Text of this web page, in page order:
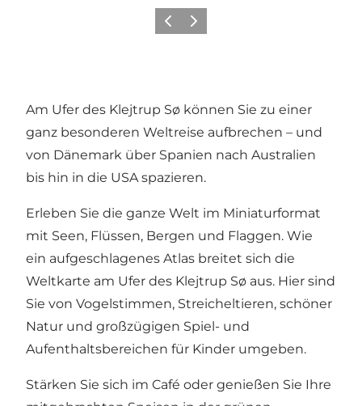
Vorherige Folie
Nächste Folie
Am Ufer des Klejtrup Sø können Sie zu einer
ganz besonderen Weltreise aufbrechen – und
von Dänemark über Spanien nach Australien
bis hin in die USA spazieren.
Erleben Sie die ganze Welt im Miniaturformat
mit Seen, Flüssen, Bergen und Flaggen. Wie
ein aufgeschlagenes Atlas breitet sich die
Weltkarte am Ufer des Klejtrup Sø aus. Hier sind
Sie von Vogelstimmen, Streicheltieren, schöner
Natur und großzügigen Spiel- und
Aufenthaltsbereichen für Kinder umgeben.
Stärken Sie sich im Café oder genießen Sie Ihre